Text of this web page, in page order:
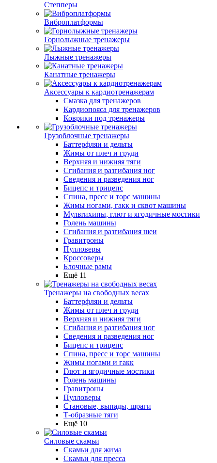
Степперы
Виброплатформы
Горнолыжные тренажеры
Лыжные тренажеры
Канатные тренажеры
Аксессуары к кардиотренажерам
Смазка для тренажеров
Кардиопояса для тренажеров
Коврики под тренажеры
Грузоблочные тренажеры
Баттерфляи и дельты
Жимы от плеч и груди
Верхняя и нижняя тяги
Сгибания и разгибания ног
Сведения и разведения ног
Бицепс и трицепс
Спина, пресс и торс машины
Жимы ногами, гакк и сквот машины
Мультихипы, глют и ягодичные мостики
Голень машины
Сгибания и разгибания шеи
Гравитроны
Пулловеры
Кроссоверы
Блочные рамы
Ещё 11
Тренажеры на свободных весах
Баттерфляи и дельты
Жимы от плеч и груди
Верхняя и нижняя тяги
Сгибания и разгибания ног
Сведения и разведения ног
Бицепс и трицепс
Спина, пресс и торс машины
Жимы ногами и гакк
Глют и ягодичные мостики
Голень машины
Гравитроны
Пулловеры
Становые, выпады, шраги
Т-образные тяги
Ещё 10
Силовые скамьи
Скамьи для жима
Скамьи для пресса